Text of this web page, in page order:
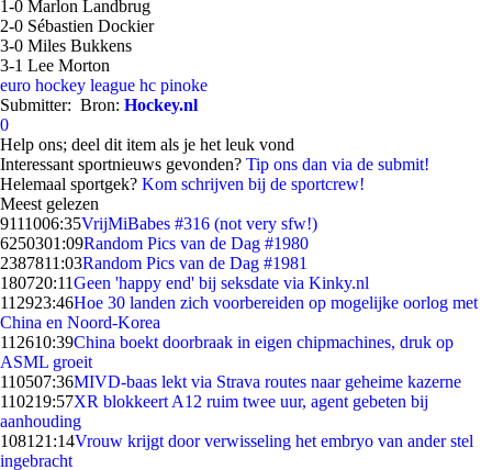
1-0 Marlon Landbrug
2-0 Sébastien Dockier
3-0 Miles Bukkens
3-1 Lee Morton
euro hockey league hc pinoke
Submitter: Bron: Hockey.nl
0
Help ons; deel dit item als je het leuk vond
Interessant sportnieuws gevonden? Tip ons dan via de submit!
Helemaal sportgek? Kom schrijven bij de sportcrew!
Meest gelezen
9111006:35VrijMiBabes #316 (not very sfw!)
6250301:09Random Pics van de Dag #1980
2387811:03Random Pics van de Dag #1981
180720:11Geen 'happy end' bij seksdate via Kinky.nl
112923:46Hoe 30 landen zich voorbereiden op mogelijke oorlog met
China en Noord-Korea
112610:39China boekt doorbraak in eigen chipmachines, druk op
ASML groeit
110507:36MIVD-baas lekt via Strava routes naar geheime kazerne
110219:57XR blokkeert A12 ruim twee uur, agent gebeten bij
aanhouding
1081 21:14Vrouw krijgt door verwisseling het embryo van ander stel
ingebracht